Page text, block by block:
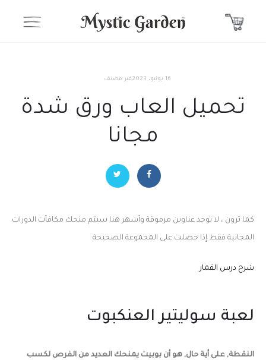
16 يونيو، 2023 غير مصنف
تحميل العاب ورق شدة
مجانا
كما ترون ، لا توجد عناوين مرموقة وأشهر هنا سيتم منحك مكافآت الدورات
المجانية فقط إذا حصلت على المجموعة الصحيحة
شرح درس القمار
لعبة سوليتير العنكبوت
النقطة, على أية حال, هو أن بوبيت يمنحك العديد من الفرص لكسب